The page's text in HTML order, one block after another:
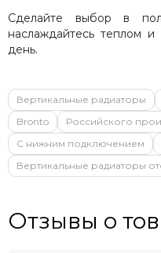
Сделайте выбор в
наслаждайтесь теплом
день.
Вертикальные радиаторы
Bronto
Российского
С нижним подключением
Вертикальные радиаторы
Отзывы о